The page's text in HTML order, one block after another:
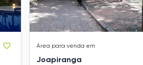
Área para venda em
Joapiranga